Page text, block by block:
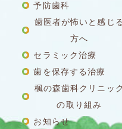
予防歯科
歯医者が怖いと感じる
方へ
セラミック治療
歯を保存する治療
楓の森歯科クリニック
の取り組み
お知らせ